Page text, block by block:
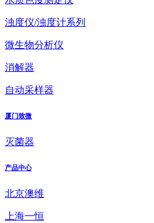
浊度仪/浊度计系列
微生物分析仪
消解器
自动采样器
厦门致微
灭菌器
产品中心
北京澳维
上海一恒